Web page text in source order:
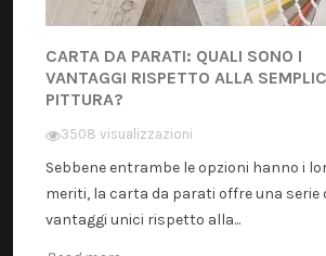
CARTA DA PARATI: QUALI SONO I
VANTAGGI RISPETTO ALLA
PITTURA?
3508 visualizzazioni
Sebbene entrambe le opzioni hanno i
meriti, la carta da parati offre una serie
vantaggi unici rispetto alla...